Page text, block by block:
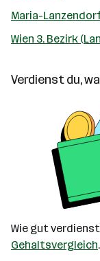
Maria-
Wien 3. Bezirk
Verdienst du,
Wie gut
Gehaltsvergleich.